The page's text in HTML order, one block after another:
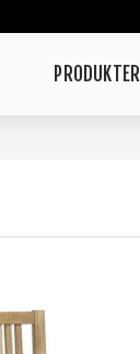
PRODUKTER